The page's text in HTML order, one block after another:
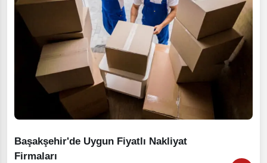
Başakşehir'de Uygun Fiyatlı Nakliyat
Firmaları